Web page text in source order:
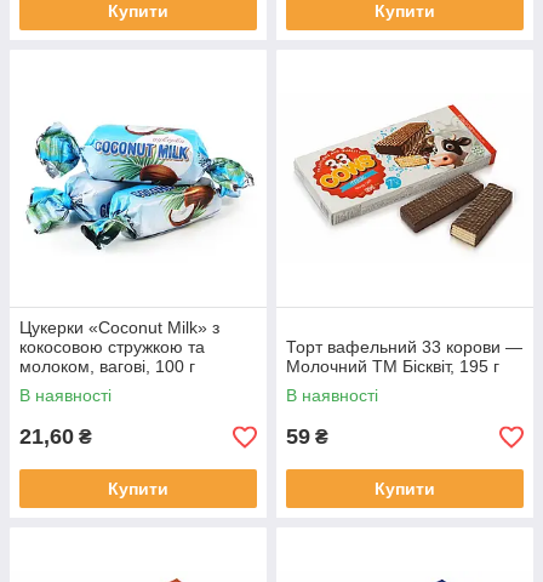
Купити Купити
Цукерки «Coconut Milk» з
кокосовою стружкою та
молоком, вагові, 100 г
В наявності
21,60 ₴
Купити
Торт вафельний 33 корови —
Молочний ТМ Бісквіт, 195 г
В наявності
59 ₴
Купити